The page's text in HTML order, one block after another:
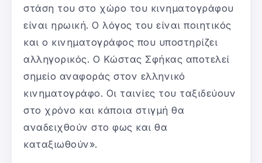
στάση του στο χώρο του κινηματογράφου
είναι ηρωική. Ο λόγος του είναι ποιητικός
και ο κινηματογράφος που υποστηρίζει
αλληγορικός. Ο Κώστας Σφήκας αποτελεί
σημείο αναφοράς στον ελληνικό
κινηματογράφο. Οι ταινίες του ταξιδεύουν
στο χρόνο και κάποια στιγμή θα
αναδειχθούν στο φως και θα
καταξιωθούν».